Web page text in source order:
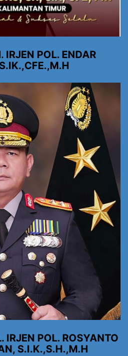
IRJEN POL. ENDAR
IRJEN POL. ROSYANTO
S.I.K.,S.H.,M.H